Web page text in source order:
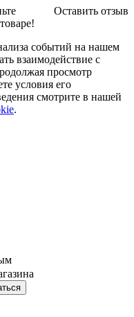
Оставить отзыв
событий на нашем
взаимодействие с
просмотр
условия его
смотрите в нашей
.